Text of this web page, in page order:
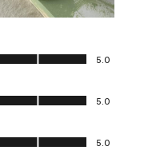
5.0
5.0
5.0